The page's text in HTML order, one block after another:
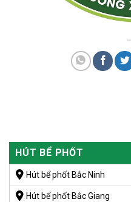
HÚT BỂ PHỐT
Hút bể phốt Bắc Ninh
Hút bể phốt Bắc Giang